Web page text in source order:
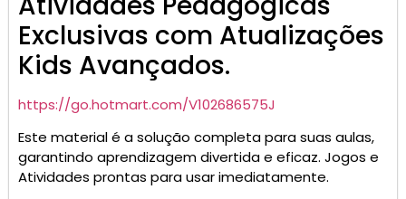
Exclusivas com Atualizações
Kids Avançados.
https://go.hotmart.com/V102686575J
Este material é a solução completa para suas aulas,
garantindo aprendizagem divertida e eficaz. Jogos e
Atividades prontas para usar imediatamente.